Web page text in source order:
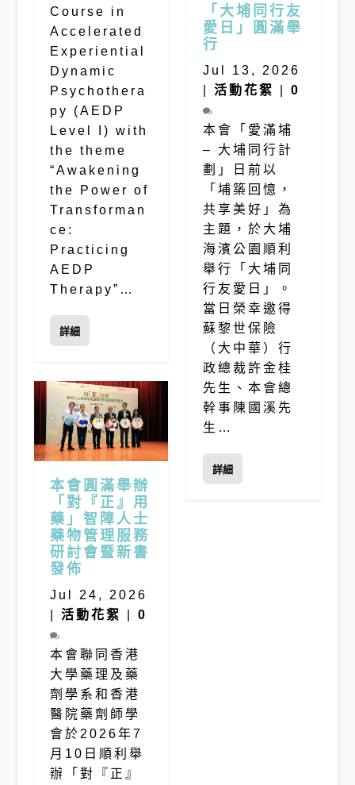
Course in
Accelerated
Experiential
Dynamic
Psychothera
py (AEDP
Level I) with
the theme
“Awakening
the Power of
Transforman
ce:
Practicing
AEDP
Therapy”…
詳細
本會圓滿舉辦
「對『正』用
藥」智障人士
藥物管理服務
研討會暨新書
發佈
Jul 24, 2026
活動花絮 0
本會聯同香港
大學藥理及藥
劑學系和香港
醫院藥劑師學
會於2026年7
月10日順利舉
辦「對『正』
「大埔同行友
愛日」圓滿舉
行
Jul 13, 2026
活動花絮 0
本會「愛滿埔
– 大埔同行計
劃」日前以
「埔築回憶，
共享美好」為
主題，於大埔
海濱公園順利
舉行「大埔同
行友愛日」。
當日榮幸邀得
蘇黎世保險
（大中華）行
政總裁許金桂
先生、本會總
幹事陳國溪先
生…
詳細